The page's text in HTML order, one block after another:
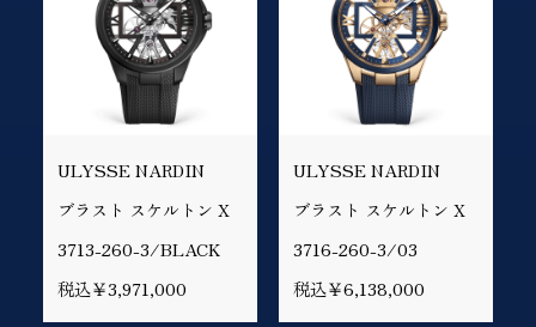
ULYSSE NARDIN
ブラスト スケルトン X
3713-260-3/BLACK
税込￥3,971,000
ULYSSE NARDIN
ブラスト スケルトン X
3716-260-3/03
税込￥6,138,000